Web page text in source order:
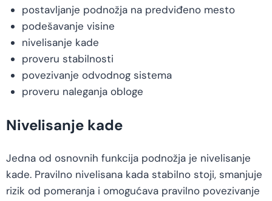
postavljanje podnožja na predviđeno mesto
podešavanje visine
nivelisanje kade
proveru stabilnosti
povezivanje odvodnog sistema
proveru naleganja obloge
Nivelisanje kade
Jedna od osnovnih funkcija podnožja je nivelisanje
kade. Pravilno nivelisana kada stabilno stoji, smanjuje
rizik od pomeranja i omogućava pravilno povezivanje